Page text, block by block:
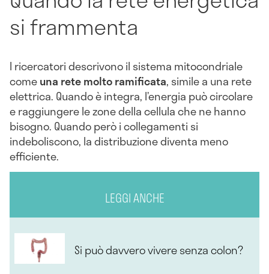
si frammenta
I ricercatori descrivono il sistema mitocondriale
comeuna rete molto ramificata, simile a una rete
elettrica. Quando è integra, l’energia può circolare
e raggiungere le zone della cellula che ne hanno
bisogno. Quando però i collegamenti si
indeboliscono, la distribuzione diventa meno
efficiente.
LEGGI ANCHE
Si può davvero vivere senza colon?